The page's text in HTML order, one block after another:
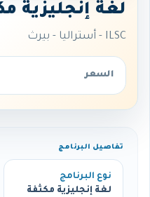
لغة إنجليزية
ILSC - أستراليا - بيرث
السعر
تفاصيل البرنامج
نوع البرنامج
لغة إنجليزية مكثفة